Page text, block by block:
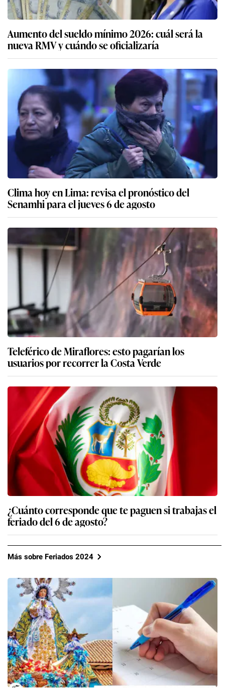
Aumento del sueldo mínimo 2026: cuál será la
nueva RMV y cuándo se oficializaría
Clima hoy en Lima: revisa el pronóstico del
Senamhi para el jueves 6 de agosto
Teleférico de Miraflores: esto pagarían los
usuarios por recorrer la Costa Verde
¿Cuánto corresponde que te paguen si trabajas el
feriado del 6 de agosto?
Más sobre Feriados 2024